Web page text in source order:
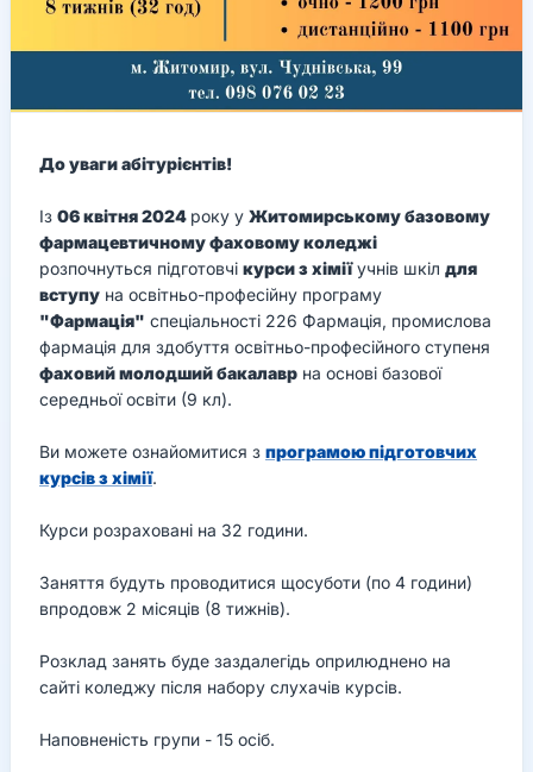
До уваги абітурієнтів!
Із 06 квітня 2024 року у Житомирському базовому
фармацевтичному фаховому коледжі
розпочнуться підготовчі курси з хіміїучнів шкіл для
вступу на освітньо-професійну програму
"Фармація" спеціальності 226 Фармація, промислова
фармація для здобуття освітньо-професійного ступеня
фаховий молодший бакалавр на основі базової
середньої освіти (9 кл).
Ви можете ознайомитися з програмою підготовчих
курсів з хімії.
Курси розраховані на 32 години.
Заняття будуть проводитися щосуботи (по 4 години)
впродовж 2 місяців (8 тижнів).
Розклад занять буде заздалегідь оприлюднено на
сайті коледжу після набору слухачів курсів.
Наповненість групи - 15 осіб.